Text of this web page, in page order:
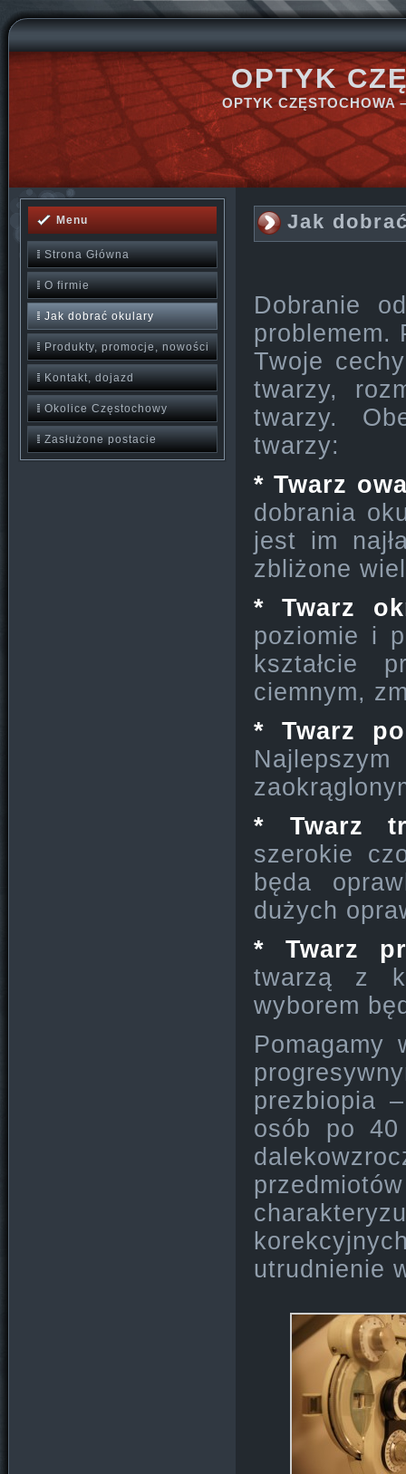
OPTYK
OPTYK CZĘSTOCHOWA
Menu
Strona Główna
O firmie
Jak dobrać okulary
Produkty, promocje, nowości
Kontakt, dojazd
Okolice Częstochowy
Zasłużone postacie
Jak
Dobranie
problemem.
Twoje
twarzy,
twarzy.
twarzy:
* Twarz
dobrania
jest im
zbliżone
* Twarz
poziomie i
kształcie
ciemnym,
* Twarz
* Twarz
szerokie
będa
dużych
* Twarz
twarzą z
wyborem
Pomagamy
prezbiopia
osób po
utrudnienie